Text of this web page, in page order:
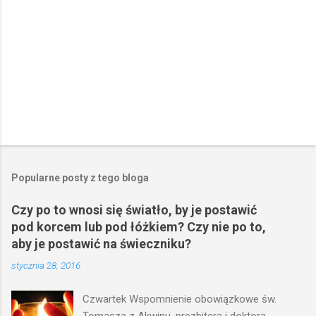
Popularne posty z tego bloga
Czy po to wnosi się światło, by je postawić
pod korcem lub pod łóżkiem? Czy nie po to,
aby je postawić na świeczniku?
stycznia 28, 2016
Czwartek Wspomnienie obowiązkowe św.